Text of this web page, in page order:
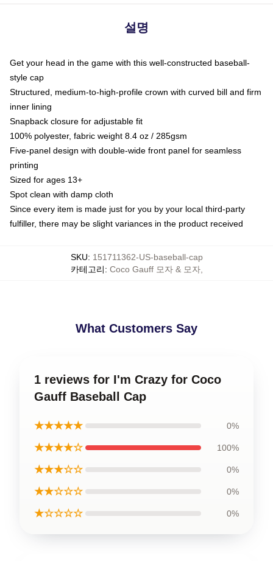
설명
Get your head in the game with this well-constructed baseball-
style cap
Structured, medium-to-high-profile crown with curved bill and firm
inner lining
Snapback closure for adjustable fit
100% polyester, fabric weight 8.4 oz / 285gsm
Five-panel design with double-wide front panel for seamless
printing
Sized for ages 13+
Spot clean with damp cloth
Since every item is made just for you by your local third-party
fulfiller, there may be slight variances in the product received
SKU: 151711362-US-baseball-cap
카테고리: Coco Gauff 모자 & 모자,
What Customers Say
1 reviews for I'm Crazy for Coco
Gauff Baseball Cap
★★★★★ 0%
★★★★☆ 100%
★★★☆☆ 0%
★★☆☆☆ 0%
★☆☆☆☆ 0%